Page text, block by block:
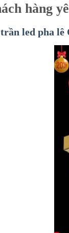
hàng
led pha lê